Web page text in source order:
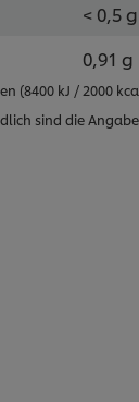
< 0,5 g
0,91 g
(8400 kJ / 2000
sind die